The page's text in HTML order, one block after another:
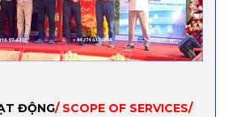
ĐỘNG/ SCOPE OF SERVICES/